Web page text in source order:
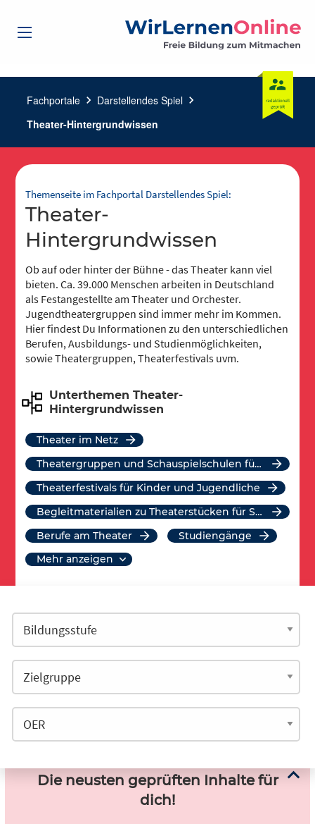
Fachportale chevron_right Darstellendes Spiel chevron_right
Theater-Hintergrundwissen
Themenseite im Fachportal Darstellendes Spiel:
Theater-
Hintergrundwissen
Ob auf oder hinter der Bühne - das Theater kann viel
bieten. Ca. 39.000 Menschen arbeiten in Deutschland
als Festangestellte am Theater und Orchester.
Jugendtheatergruppen sind immer mehr im Kommen.
Hier findest Du Informationen zu den unterschiedlichen
Berufen, Ausbildungs- und Studienmöglichkeiten,
sowie Theatergruppen, Theaterfestivals uvm.
Unterthemen Theater-
Hintergrundwissen
Theater im Netz
Theatergruppen und Schauspielschulen für Kinder und Jugendliche
Theaterfestivals für Kinder und Jugendliche
Begleitmaterialien zu Theaterstücken für Schulklassen
Berufe am Theater
Studiengänge
mehr anzeigen
Die neusten geprüften Inhalte für
dich!